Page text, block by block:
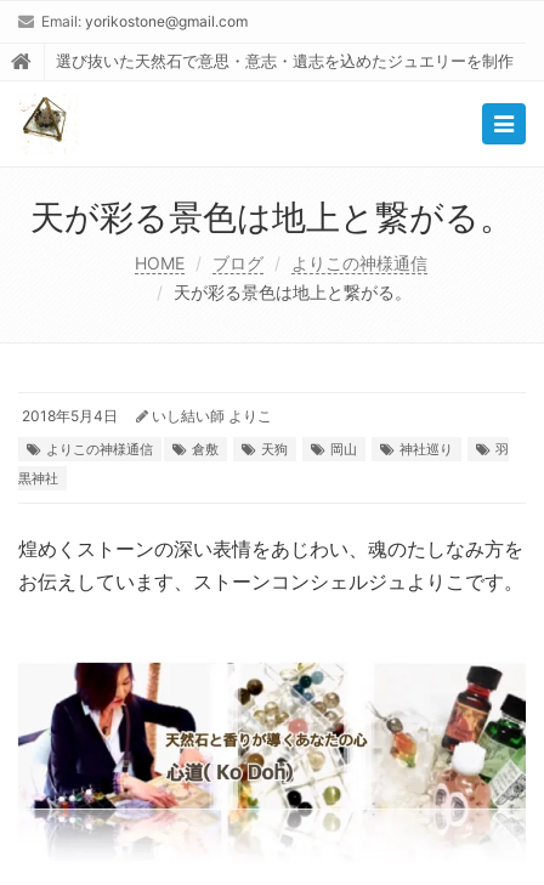
Email: yorikostone@gmail.com
選び抜いた天然石で意思・意志・遺志を込めたジュエリーを制作
天が彩る景色は地上と繋がる。
HOME ブログ
よりこの神様通信
天が彩る景色は地上と繋がる。
2018年5月4日 いし結い師 よりこ
よりこの神様通信 倉敷 天狗 岡山 神社巡り
羽
黒神社
煌めくストーンの深い表情をあじわい、魂のたしなみ方を
お伝えしています、ストーンコンシェルジュよりこです。